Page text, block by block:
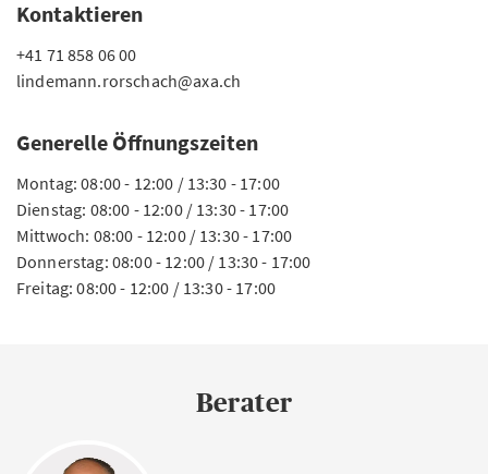
Kontaktieren
+41 71 858 06 00
lindemann.rorschach@axa.ch
Generelle Öffnungszeiten
Montag: 08:00 - 12:00 / 13:30 - 17:00
Dienstag: 08:00 - 12:00 / 13:30 - 17:00
Mittwoch: 08:00 - 12:00 / 13:30 - 17:00
Donnerstag: 08:00 - 12:00 / 13:30 - 17:00
Freitag: 08:00 - 12:00 / 13:30 - 17:00
Berater